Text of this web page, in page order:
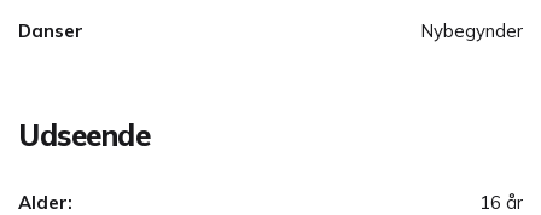
Danser Nybegynder
Udseende
Alder: 16 år